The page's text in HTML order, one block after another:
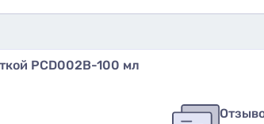
PCD002B-100 мл